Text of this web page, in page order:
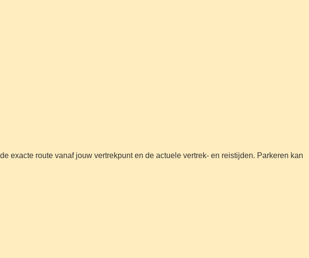
exacte route vanaf jouw vertrekpunt en de actuele vertrek- en reistijden. Parkeren kan